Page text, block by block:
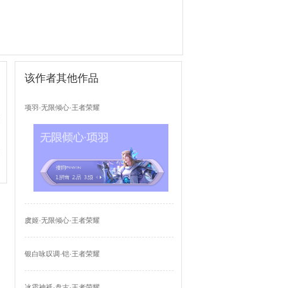
该作者其他作品
项羽·无限倾心·王者荣耀
虞姬·无限倾心·王者荣耀
银白咏叹调·铠·王者荣耀